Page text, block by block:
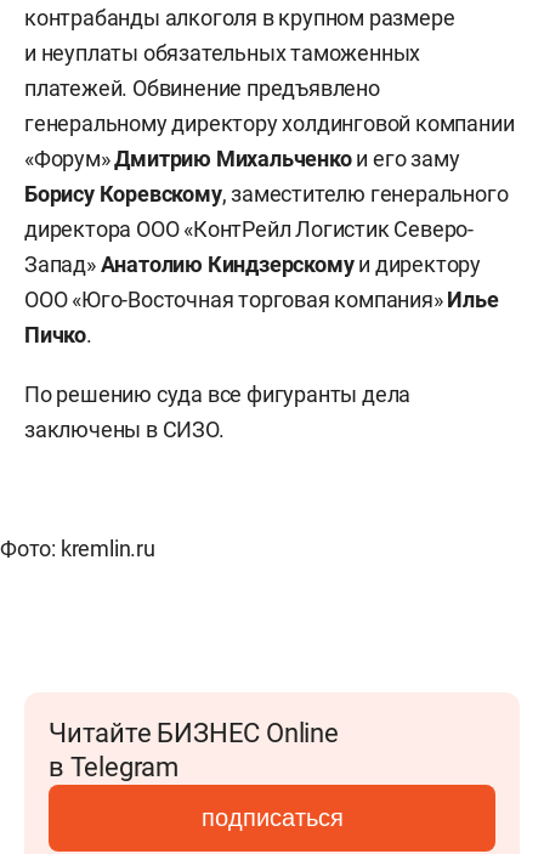
контрабанды алкоголя в крупном размере
и неуплаты обязательных таможенных
платежей. Обвинение предъявлено
генеральному директору холдинговой компании
«Форум»Дмитрию Михальченкои его заму
Борису Коревскому, заместителю генерального
директора ООО «КонтРейл Логистик Северо-
Запад»Анатолию Киндзерскомуи директору
ООО «Юго-Восточная торговая компания»Илье
Пичко.
По решению суда все фигуранты дела
заключены в СИЗО.
Фото: kremlin.ru
Читайте БИЗНЕС Online
в Telegram
подписаться